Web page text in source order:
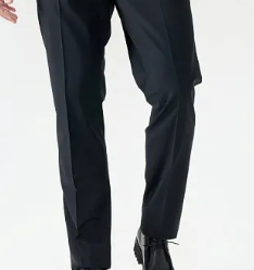
Добавить в корзину